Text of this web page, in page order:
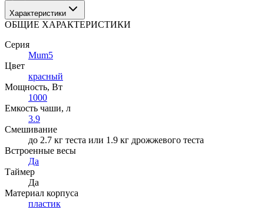
Характеристики
ОБЩИЕ ХАРАКТЕРИСТИКИ
Серия
Mum5
Цвет
красный
Мощность, Вт
1000
Емкость чаши, л
3.9
Смешивание
до 2.7 кг теста или 1.9 кг дрожжевого теста
Встроенные весы
Да
Таймер
Да
Материал корпуса
пластик